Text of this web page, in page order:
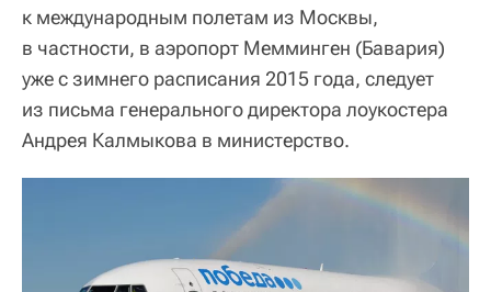
к международным полетам из Москвы,
в частности, в аэропорт Мемминген (Бавария)
уже с зимнего расписания 2015 года, следует
из письма генерального директора лоукостера
Андрея Калмыкова в министерство.